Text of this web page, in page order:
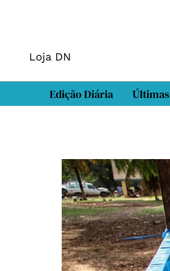
Loja DN
Edição Diária Últimas